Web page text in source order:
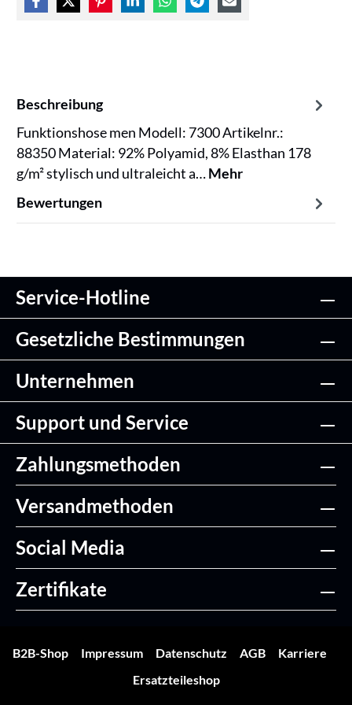
Beschreibung
Funktionshose men Modell: 7300 Artikelnr.:
88350 Material: 92% Polyamid, 8% Elasthan 178
g/m² stylisch und ultraleicht a…Mehr
Bewertungen
Service-Hotline
Gesetzliche Bestimmungen
Unternehmen
Support und Service
Zahlungsmethoden
Versandmethoden
Social Media
Zertifikate
B2B-Shop Impressum Datenschutz AGB
Karriere
Ersatzteileshop